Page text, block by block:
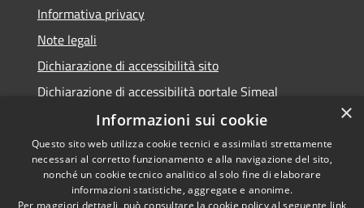
Informativa privacy
Note legali
Dichiarazione di accessibilità sito
Dichiarazione di accessibilità portale Simeal
Accessibilità
Copyright © 2026 • Comune di
Venegono Inferiore • Powered
×
Informazioni sui cookie
Questo sito web utilizza cookie tecnici e assimilati strettamente
necessari al corretto funzionamento e alla navigazione del sito,
nonché un cookie tecnico analitico al solo fine di elaborare
informazioni statistiche, aggregate e anonime.
Per maggiori dettagli, può consultare la cookie policy al seguente link